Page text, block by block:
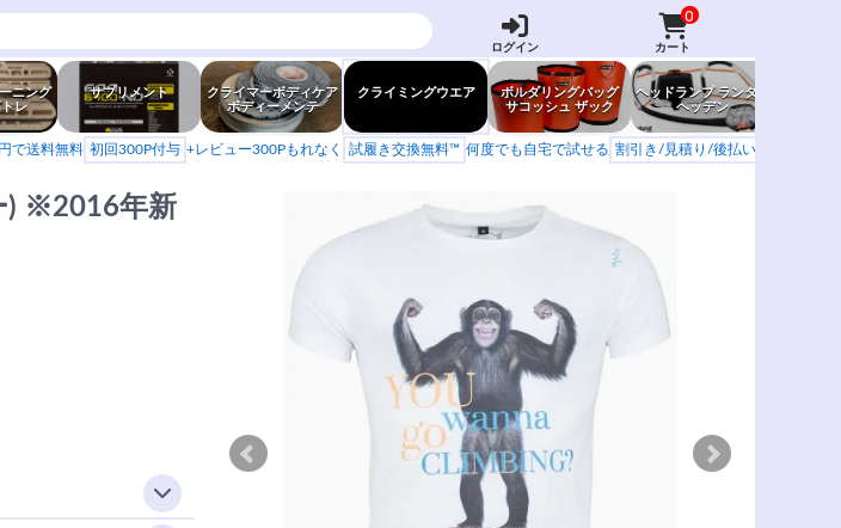
ログイン
0
カート
ニング
レ
サプリメント
クライマーボディケア
ボディーメンテ
クライミングウエア
ボルダリングバッグ
サコッシュ ザック
ヘッドランプ ランタン
ヘッデン
で送料無料 初回300P付与 +レビュー300Pもれなく 試履き交換無料™ 何度でも自宅で試せる 割引き/見積り/後払い
) ※2016年新